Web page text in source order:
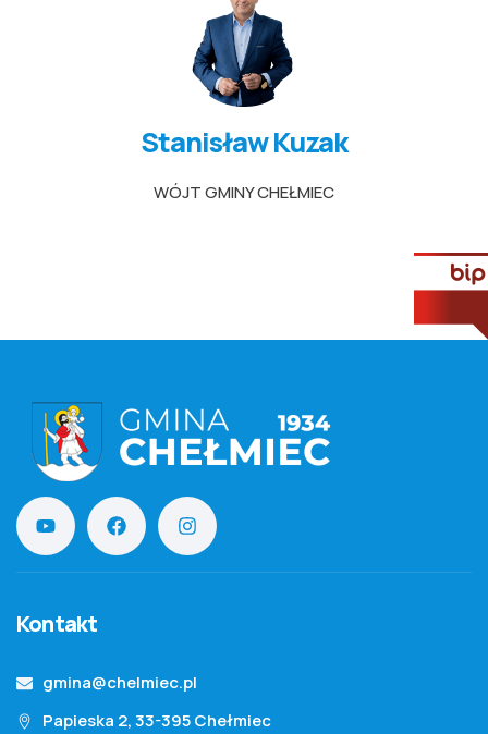
Stanisław Kuzak
WÓJT GMINY CHEŁMIEC
Kontakt
gmina@chelmiec.pl
Papieska 2, 33-395 Chełmiec